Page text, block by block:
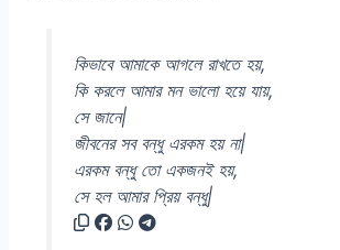
কিভাবে আমাকে আগলে রাখতে হয়,
কি করলে আমার মন ভালো হয়ে যায়,
সে জানে|
জীবনের সব বন্ধু এরকম হয় না|
এরকম বন্ধু তো একজনই হয়,
সে হল আমার প্রিয় বন্ধু|